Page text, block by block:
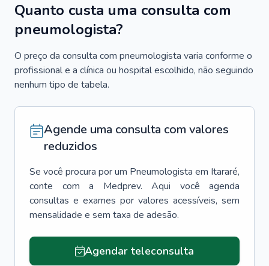
Quanto custa uma consulta com
pneumologista?
O preço da consulta com pneumologista varia conforme o
profissional e a clínica ou hospital escolhido, não seguindo
nenhum tipo de tabela.
Agende uma consulta com valores
reduzidos
Se você procura por um Pneumologista em Itararé,
conte com a Medprev. Aqui você agenda
consultas e exames por valores acessíveis, sem
mensalidade e sem taxa de adesão.
Agendar teleconsulta